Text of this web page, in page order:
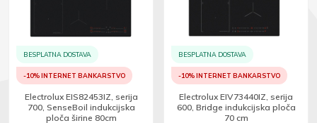
BESPLATNA DOSTAVA
-10% INTERNET BANKARSTVO
Electrolux EIS82453IZ, serija
700, SenseBoil indukcijska
ploča širine 80cm
BESPLATNA DOSTAVA
-10% INTERNET BANKARSTVO
Electrolux EIV73440IZ, serija
600, Bridge indukcijska ploča
70 cm